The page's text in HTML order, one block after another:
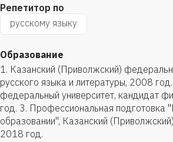
Репетитор по
русскому языку
Образование
1. Казанский (Приволжский)
русского языка и литературы, 2008
федеральный университет, кандидат
год. 3. Профессиональная подготовка
образовании", Казанский
2018 год.